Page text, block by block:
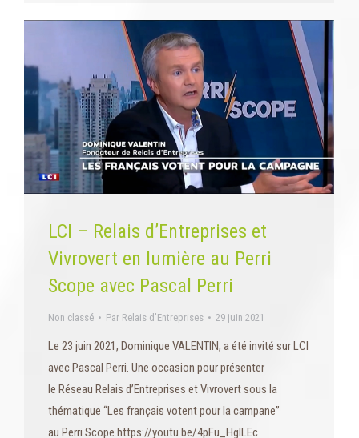
LCI – Relais d’Entreprises et
Vivrovert en lumière au Perri
Scope avec Pascal Perri
Non classé Par Relais d'Entreprises 29 juin 2021
Le 23 juin 2021, Dominique VALENTIN, a été invité sur LCI
avec Pascal Perri. Une occasion pour présenter
le Réseau Relais d’Entreprises et Vivrovert sous la
thématique “Les français votent pour la campane”
au Perri Scope.https://youtu.be/4pFu_HgILEc